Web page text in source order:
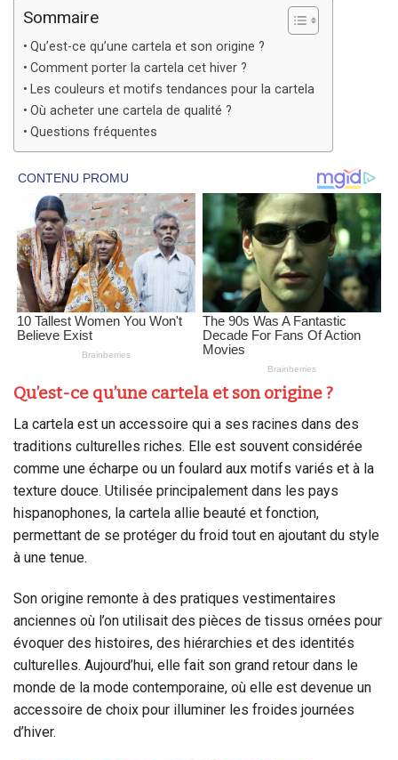
Sommaire
Qu’est-ce qu’une cartela et son origine ?
Comment porter la cartela cet hiver ?
Les couleurs et motifs tendances pour la cartela
Où acheter une cartela de qualité ?
Questions fréquentes
Qu’est-ce qu’une cartela et son origine ?
La cartela est un accessoire qui a ses racines dans des
traditions culturelles riches. Elle est souvent considérée
comme une écharpe ou un foulard aux motifs variés et à la
texture douce. Utilisée principalement dans les pays
hispanophones, la cartela allie beauté et fonction,
permettant de se protéger du froid tout en ajoutant du style
à une tenue.
Son origine remonte à des pratiques vestimentaires
anciennes où l’on utilisait des pièces de tissus ornées pour
évoquer des histoires, des hiérarchies et des identités
culturelles. Aujourd’hui, elle fait son grand retour dans le
monde de la mode contemporaine, où elle est devenue un
accessoire de choix pour illuminer les froides journées
d’hiver.